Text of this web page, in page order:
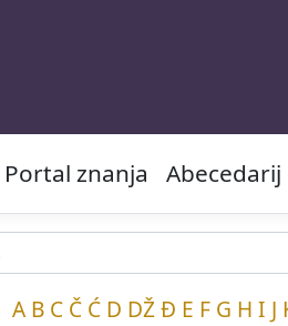
Portal znanja Abecedarij
A B C Č Ć D DŽĐ E F G H I J